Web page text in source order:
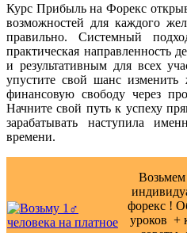
Курс Прибыль на Форекс
возможностей для каждого
правильно. Системный
практическая направленность
и результативным для всех
упустите свой шанс
финансовую свободу через
Начните свой путь к успеху
зарабатывать наступила
времени.
Возьмем
форекс !
уроков ️ +